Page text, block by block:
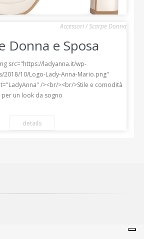
Accessori/Scarpe Donna
Donna e Sposa
src="https://ladyanna.it/wp-
2018/10/Logo-Lady-Anna-Mario.png"
/><br/><br/>Stile e comodità
per un look da sogno
details